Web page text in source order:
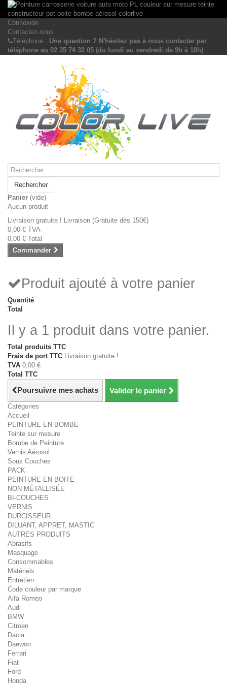
Connexion
Contactez-nous
Téléphone : Une question ? N'hésitez pas à nous contacter par
téléphone au 02 35 74 32 05 (du lundi au vendredi de 9h à 18h)
Rechercher
Panier (vide)
Aucun produit
Livraison gratuite ! Livraison (Gratuite dès 150€)
0,00 € TVA
0,00 € Total
Commander
Produit ajouté à votre panier
Quantité
Total
Il y a 1 produit dans votre panier.
Total produits TTC
Frais de port TTC Livraison gratuite !
TVA 0,00 €
Total TTC
Poursuivre mes achats Valider le panier
Catégories
Accueil
PEINTURE EN BOMBE
Teinte sur mesure
Bombe de Peinture
Vernis Aérosol
Sous Couches
PACK
PEINTURE EN BOITE
NON MÉTALLISÉE
BI-COUCHES
VERNIS
DURCISSEUR
DILUANT, APPRET, MASTIC
AUTRES PRODUITS
Abrasifs
Masquage
Consommables
Matériels
Entretien
Code couleur par marque
Alfa Romeo
Audi
BMW
Citroen
Dacia
Daewoo
Ferrari
Fiat
Ford
Honda